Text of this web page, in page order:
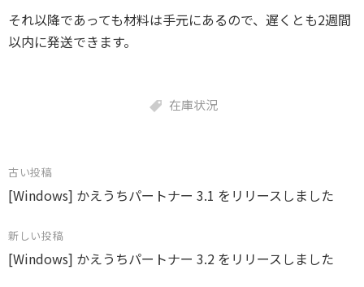
それ以降であっても材料は手元にあるので、遅くとも2週間
以内に発送できます。
在庫状況
投
稿
ナ
ビ
ゲ
古い投稿
[Windows] かえうちパートナー 3.1 をリリースしました
新しい投稿
[Windows] かえうちパートナー 3.2 をリリースしました